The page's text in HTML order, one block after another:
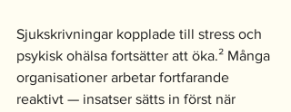
Sjukskrivningar kopplade till stress och
psykisk ohälsa fortsätter att öka.² Många
organisationer arbetar fortfarande
reaktivt — insatser sätts in först när